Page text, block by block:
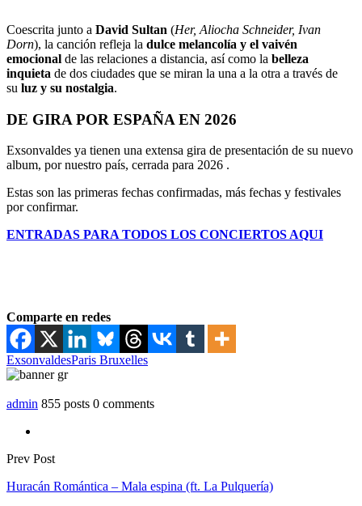
Coescrita junto a David Sultan (Her, Aliocha Schneider, Ivan
Dorn), la canción refleja la dulce melancolía y el vaivén
emocional de las relaciones a distancia, así como la belleza
inquieta de dos ciudades que se miran la una a la otra a través de
su luz y su nostalgia.
DE GIRA POR ESPAÑA EN 2026
Exsonvaldes ya tienen una extensa gira de presentación de su nuevo
album, por nuestro país, cerrada para 2026 .
Estas son las primeras fechas confirmadas, más fechas y festivales
por confirmar.
ENTRADAS PARA TODOS LOS CONCIERTOS AQUI
Comparte en redes
ExsonvaldesParis Bruxelles
admin 855 posts 0 comments
Prev Post
Huracán Romántica – Mala espina (ft. La Pulquería)